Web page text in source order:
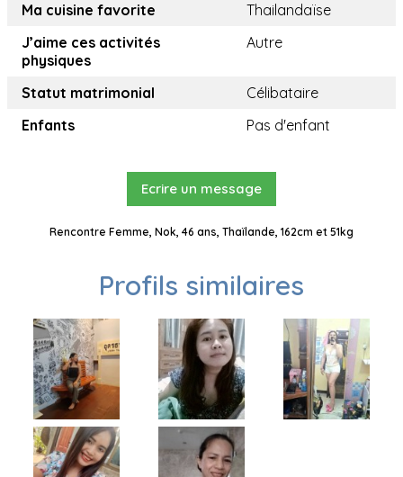
Ma cuisine favorite
Thailandaïse
J’aime ces activités
physiques
Autre
Statut matrimonial
Célibataire
Enfants
Pas d'enfant
Ecrire un message
Rencontre Femme, Nok, 46 ans, Thaïlande, 162cm et 51kg
Profils similaires